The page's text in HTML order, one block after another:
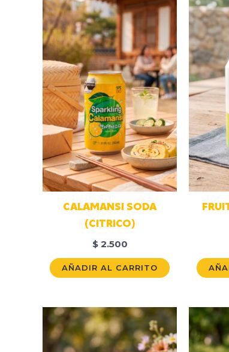
CALAMANSI SODA
(CITRICO)
$2.500
AÑADIR AL CARRITO